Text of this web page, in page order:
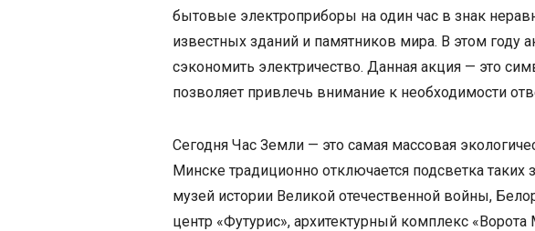
бытовые электроприборы на один час в знак
известных зданий и памятников мира. В этом году
сэкономить электричество. Данная акция — это
позволяет привлечь внимание к необходимости
Сегодня Час Земли — это самая массовая
Минске традиционно отключается подсветка
музей истории Великой отечественной войны,
центр «Футурис», архитектурный комплекс